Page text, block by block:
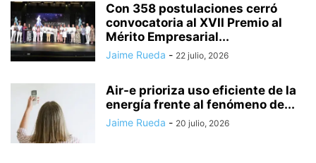
Con 358 postulaciones cerró
convocatoria al XVII Premio al
Mérito Empresarial...
Jaime Rueda - 22 julio, 2026
Air-e prioriza uso eficiente de la
energía frente al fenómeno de...
Jaime Rueda - 20 julio, 2026